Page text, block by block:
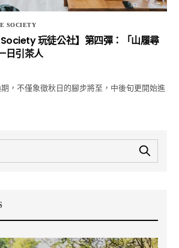
SOCIETY
玩徒公社】第四彈：「山履尋
日引茶人
，不僅象徵秋日的腳步將至，中後旬更開始進